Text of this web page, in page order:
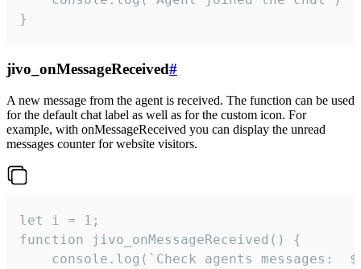
}
jivo_onMessageReceived#
A new message from the agent is received. The function can be used
for the default chat label as well as for the custom icon. For
example, with onMessageReceived you can display the unread
messages counter for website visitors.
let i = 1;
function jivo_onMessageReceived() {